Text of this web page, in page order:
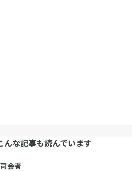
んな記事も読んでいます
会者